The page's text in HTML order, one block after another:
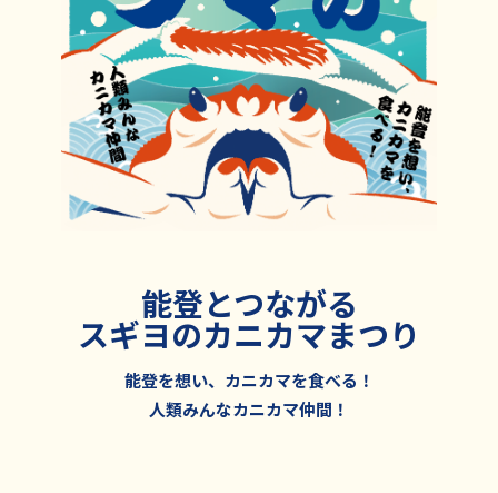
能登とつながる
スギヨのカニカマまつり
能登を想い、カニカマを食べる！
人類みんなカニカマ仲間！